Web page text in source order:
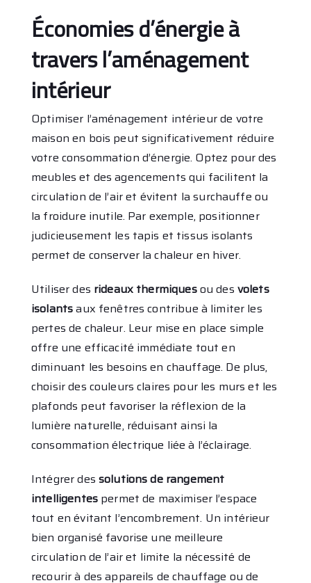
Économies d’énergie à
travers l’aménagement
intérieur
Optimiser l’aménagement intérieur de votre
maison en bois peut significativement réduire
votre consommation d’énergie. Optez pour des
meubles et des agencements qui facilitent la
circulation de l’air et évitent la surchauffe ou
la froidure inutile. Par exemple, positionner
judicieusement les tapis et tissus isolants
permet de conserver la chaleur en hiver.
Utiliser des rideaux thermiquesou des volets
isolantsaux fenêtres contribue à limiter les
pertes de chaleur. Leur mise en place simple
offre une efficacité immédiate tout en
diminuant les besoins en chauffage. De plus,
choisir des couleurs claires pour les murs et les
plafonds peut favoriser la réflexion de la
lumière naturelle, réduisant ainsi la
consommation électrique liée à l’éclairage.
Intégrer des solutions de rangement
intelligentespermet de maximiser l’espace
tout en évitant l’encombrement. Un intérieur
bien organisé favorise une meilleure
circulation de l’air et limite la nécessité de
recourir à des appareils de chauffage ou de